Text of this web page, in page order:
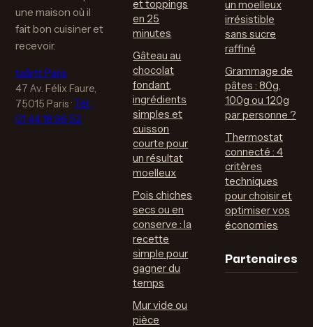
une maison où il
fait bon cuisiner et
recevoir.
taårtt Paris
47 Av. Félix Faure,
75015 Paris · Tél :
01 44 18 96 52
et toppings
en 25
minutes
Gâteau au
chocolat
fondant,
ingrédients
simples et
cuisson
courte pour
un résultat
moelleux
Pois chiches
secs ou en
conserve : la
recette
simple pour
gagner du
temps
Mur vide ou
pièce
un moelleux
irrésistible
sans sucre
raffiné
Grammage de
pâtes : 80g,
100g ou 120g
par personne ?
Thermostat
connecté : 4
critères
techniques
pour choisir et
optimiser vos
économies
Partenaires